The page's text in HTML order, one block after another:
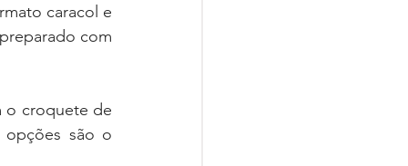
caracol e
com
o croquete de
opções são o